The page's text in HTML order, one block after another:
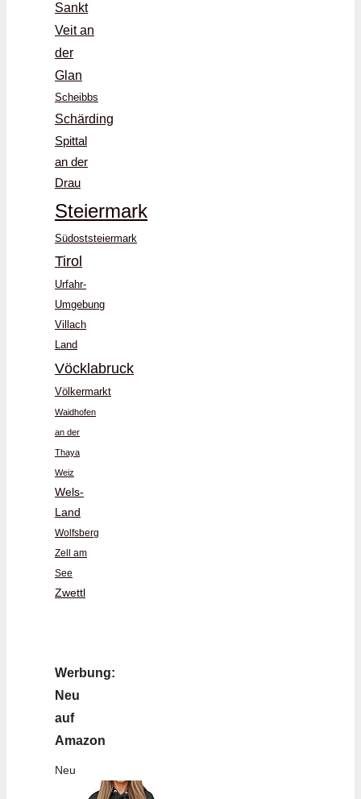
Sankt
Veit an
der
Glan
Scheibbs
Schärding
Spittal
an der
Drau
Steiermark
Südoststeiermark
Tirol
Urfahr-
Umgebung
Villach
Land
Vöcklabruck
Völkermarkt
Waidhofen
an der
Thaya
Weiz
Wels-
Land
Wolfsberg
Zell am
See
Zwettl
Werbung:
Neu
auf
Amazon
Neu